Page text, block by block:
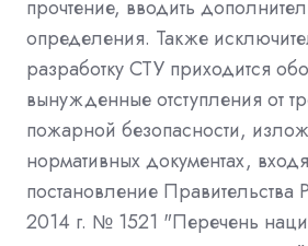
прочтение, вводить
определения. Также
разработку СТУ приходится
вынужденные отступления от
пожарной безопасности,
нормативных документах,
постановление
2014 г. № 1521 "Перечень